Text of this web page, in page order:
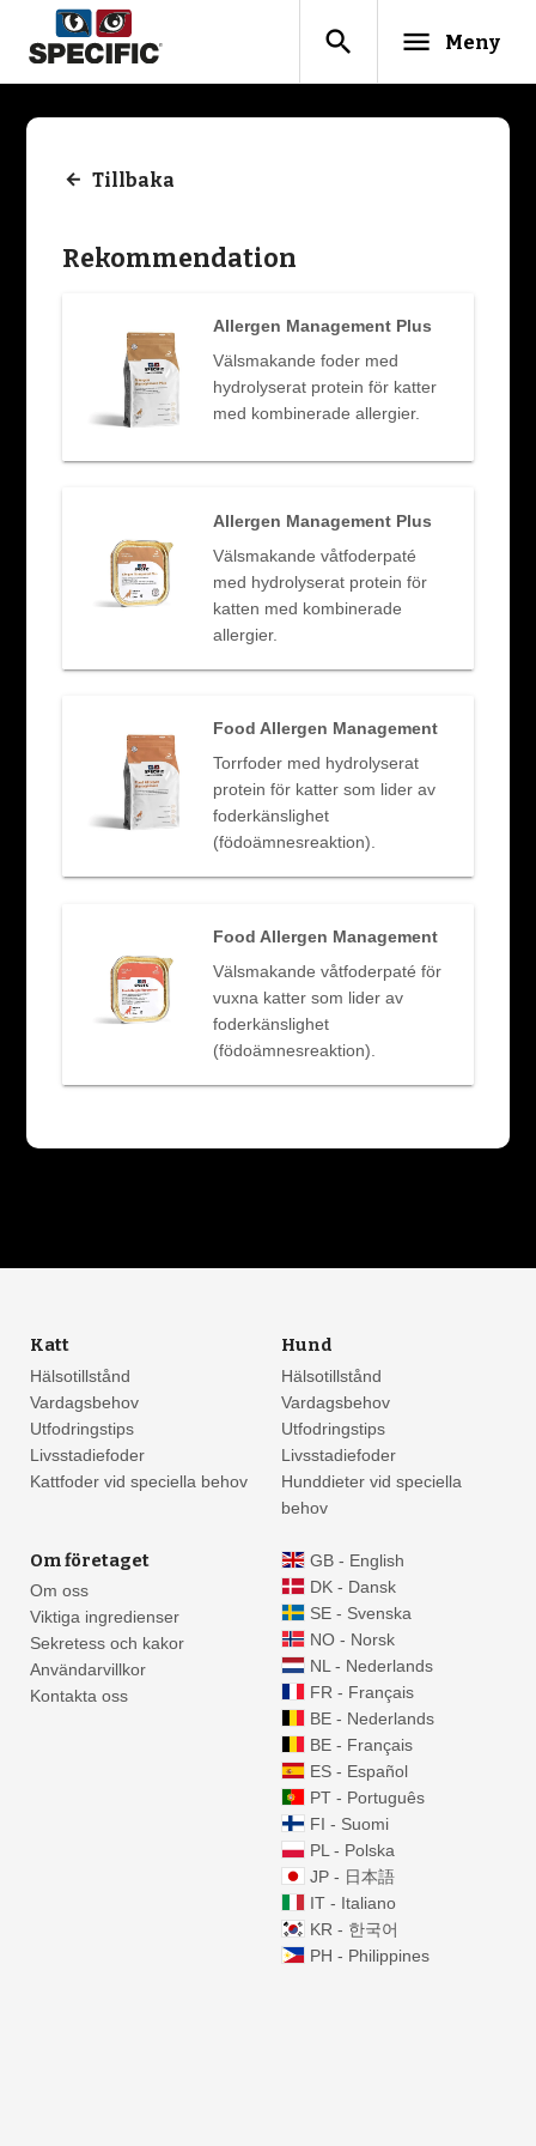
search menu Meny
Tillbaka
Rekommendation
Allergen Management Plus
Välsmakande foder med
hydrolyserat protein för katter
med kombinerade allergier.
Allergen Management Plus
Välsmakande våtfoderpaté
med hydrolyserat protein för
katten med kombinerade
allergier.
Food Allergen Management
Torrfoder med hydrolyserat
protein för katter som lider av
foderkänslighet
(födoämnesreaktion).
Food Allergen Management
Välsmakande våtfoderpaté för
vuxna katter som lider av
foderkänslighet
(födoämnesreaktion).
Katt
Hälsotillstånd
Vardagsbehov
Utfodringstips
Livsstadiefoder
Kattfoder vid speciella behov
Hund
Hälsotillstånd
Vardagsbehov
Utfodringstips
Livsstadiefoder
Hunddieter vid speciella
behov
Om företaget
Om oss
Viktiga ingredienser
Sekretess och kakor
Användarvillkor
Kontakta oss
GB - English
DK - Dansk
SE - Svenska
NO - Norsk
NL - Nederlands
FR - Français
BE - Nederlands
BE - Français
ES - Español
PT - Português
FI - Suomi
PL - Polska
JP - 日本語
IT - Italiano
KR - 한국어
PH - Philippines